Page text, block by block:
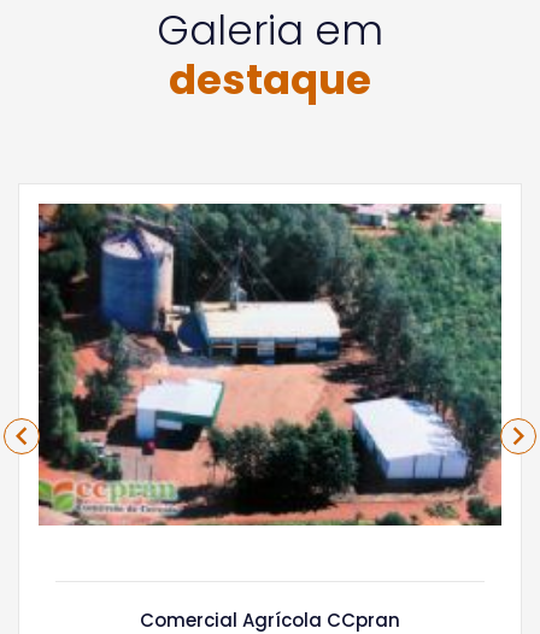
Galeria em
destaque
Comercial Agrícola CCpran